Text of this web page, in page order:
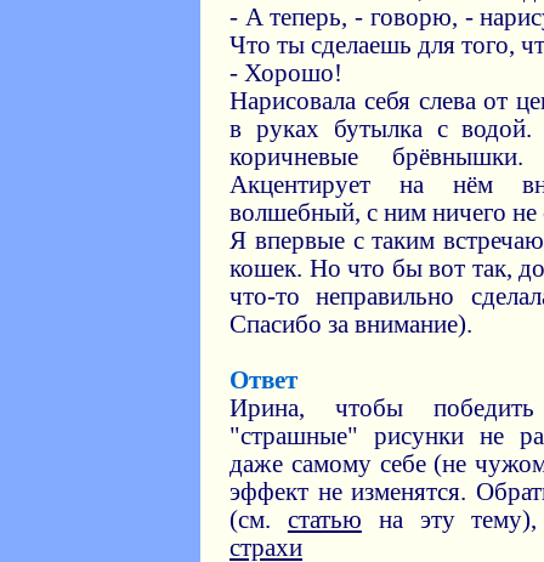
- А теперь, - говорю, -
Что ты сделаешь для того,
- Хорошо!
Нарисовала себя слева от
в руках бутылка с водой.
коричневые
Акцентирует на нём
волшебный, с ним ничего не
Я впервые с таким
кошек. Но что бы вот так,
что-то неправильно
Спасибо за внимание).
Ответ
Ирина, чтобы
"страшные" рисунки не
даже самому себе (не
эффект не изменятся.
(см. статью на эту
страхи